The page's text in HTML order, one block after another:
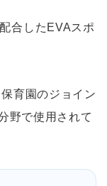
合したEVAスポ
育園のジョイン
野で使用されて